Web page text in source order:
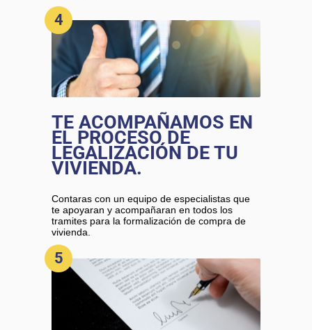
4
TE ACOMPAÑAMOS EN
EL PROCESO DE
LEGALIZACIÓN DE TU
VIVIENDA.
Contaras con un equipo de especialistas que
te apoyaran y acompañaran en todos los
tramites para la formalización de compra de
vivienda.
5